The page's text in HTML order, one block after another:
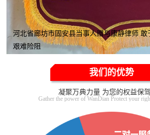
河北省廊坊市固安县当事人赠与康静律师 敢
艰难险阻
我们的优势
凝聚万典力量 为您的权益保
Gather the power of WanDian Protect your